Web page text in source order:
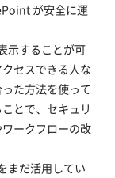
が安全に運
示することが可
セスできる人な
た方法を使って
とで、セキュリ
ークフローの改
まだ活用してい